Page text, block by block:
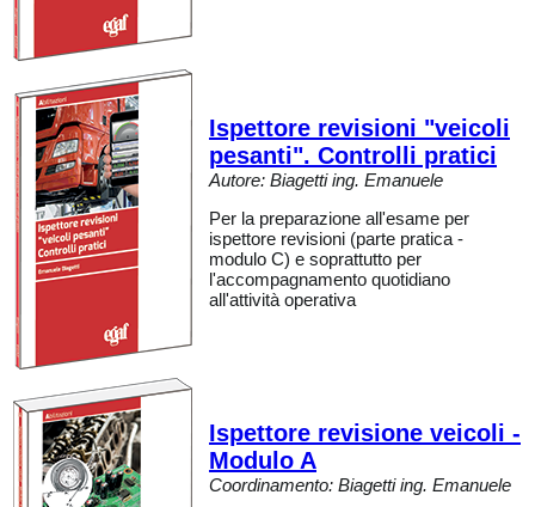
Ispettore revisioni "veicoli
pesanti". Controlli pratici
Autore: Biagetti ing. Emanuele
Per la preparazione all'esame per
ispettore revisioni (parte pratica -
modulo C) e soprattutto per
l'accompagnamento quotidiano
all'attività operativa
Ispettore revisione veicoli -
Modulo A
Coordinamento: Biagetti ing. Emanuele